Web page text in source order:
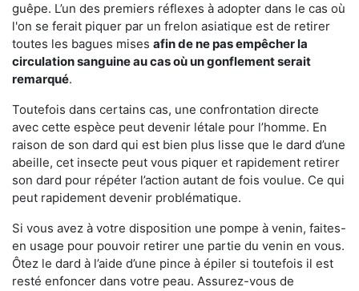
guêpe. L’un des premiers réflexes à adopter dans le cas où
l'on se ferait piquer par un frelon asiatique est de retirer
toutes les bagues mises afin de ne pas empêcher la
circulation sanguine au cas où un gonflement serait
remarqué.
Toutefois dans certains cas, une confrontation directe
avec cette espèce peut devenir létale pour l’homme. En
raison de son dard qui est bien plus lisse que le dard d’une
abeille, cet insecte peut vous piquer et rapidement retirer
son dard pour répéter l’action autant de fois voulue. Ce qui
peut rapidement devenir problématique.
Si vous avez à votre disposition une pompe à venin, faites-
en usage pour pouvoir retirer une partie du venin en vous.
Ôtez le dard à l’aide d’une pince à épiler si toutefois il est
resté enfoncer dans votre peau. Assurez-vous de